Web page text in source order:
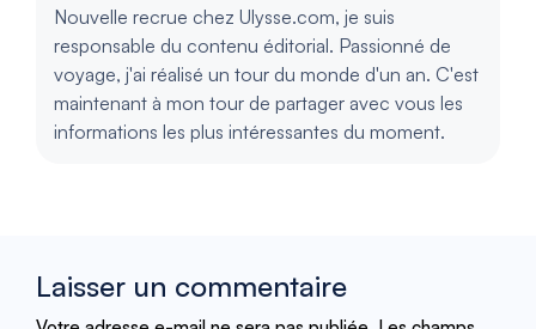
Nouvelle recrue chez Ulysse.com, je suis
responsable du contenu éditorial. Passionné de
voyage, j'ai réalisé un tour du monde d'un an. C'est
maintenant à mon tour de partager avec vous les
informations les plus intéressantes du moment.
Laisser un commentaire